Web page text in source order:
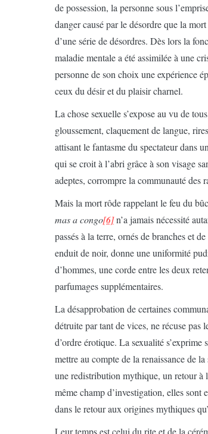
de possession, la personne sous
danger causé par le désordre que la
d’une série de désordres. Dès lors la
maladie mentale a été assimilée à une
personne de son choix une expérience
ceux du désir et du plaisir charnel.
La chose sexuelle s’expose au vu de
gloussement, claquement de langue,
attisant le fantasme du spectateur dans
qui se croit à l’abri grâce à son visage
adeptes, corrompre la communauté des
Mais la mort rôde rappelant le feu du
mas a congo[6]n’a jamais nécessité
passés à la terre, ornés de branches et
enduit de noir, donne une uniformité
d’hommes, une corde entre les deux
parfumages supplémentaires.
La désapprobation de certaines
détruite par tant de vices, ne récuse pas
d’ordre érotique. La sexualité
mettre au compte de la renaissance de
une redistribution mythique, un retour à
même champ d’investigation, elles sont
dans le retour aux origines mythiques
Leur temps est celui du rite et de la